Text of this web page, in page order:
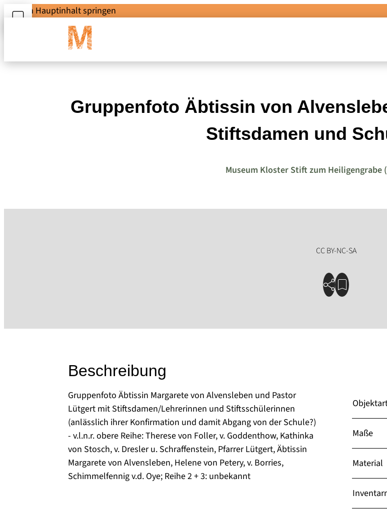
Zum Hauptinhalt springen
Gruppenfoto Äbtissin von
Stiftsdamen und
Museum Kloster Stift zum Heiligengrabe
Beschreibung
Gruppenfoto Äbtissin Margarete von Alvensleben und Pastor
Lütgert mit Stiftsdamen/Lehrerinnen und Stiftsschülerinnen
(anlässlich ihrer Konfirmation und damit Abgang von der Schule?)
- v.l.n.r. obere Reihe: Therese von Foller, v. Goddenthow, Kathinka
von Stosch, v. Dresler u. Schraffenstein, Pfarrer Lütgert, Äbtissin
Margarete von Alvensleben, Helene von Petery, v. Borries,
Schimmelfennig v.d. Oye; Reihe 2 + 3: unbekannt
Maße
Material